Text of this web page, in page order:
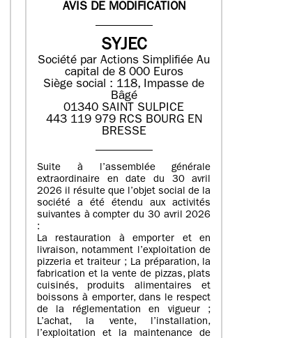
AVIS DE MODIFICATION
SYJEC
Société par Actions SimplifiéeAu
capital de 8 000 Euros
Siège social : 118, Impasse de
Bâgé
01340 SAINT SULPICE
443 119 979 RCS BOURG EN
BRESSE
Suite à l’assemblée générale
extraordinaire en date du 30 avril
2026 il résulte que l’objet social de la
société a été étendu aux activités
suivantes à compter du 30 avril 2026
:
La restauration à emporter et en
livraison, notamment l’exploitation de
pizzeria et traiteur ; La préparation, la
fabrication et la vente de pizzas, plats
cuisinés, produits alimentaires et
boissons à emporter, dans le respect
de la réglementation en vigueur ;
L’achat, la vente, l’installation,
l’exploitation et la maintenance de